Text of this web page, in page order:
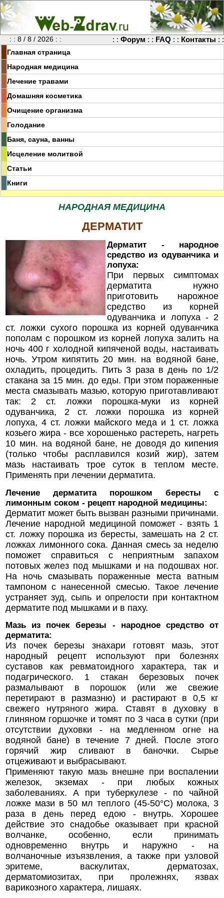
: : 8 / 8 / 2026 : : : : Форум : : FAQ : : Контакты : :
Главная страница
Народная медицина
Лечение травами
Домашняя косметика
Очищение организма
Голодание
Баня, сауна, ванны
Исцеление молитвой
Статьи
Книги
НАРОДНАЯ МЕДИЦИНА
ДЕРМАТИТ
Дерматит - народное
средство из одуванчика и
лопуха:
При первых симптомах
дерматита нужно
приготовить нарожное
средство из корней
одуванчика и лопуха - 2
ст. ложки сухого порошка из корней одуванчика
пополам с порошком из корней лопуха залить на
ночь 400 г холодной кипяченой воды, настаивать
ночь. Утром кипятить 20 мин. на водяной бане,
охладить, процедить. Пить 3 раза в день по 1/2
стакана за 15 мин. до еды. При этом пораженные
места смазывать мазью, которую приготавливают
так: 2 ст. ложки порошка-муки из корней
одуванчика, 2 ст. ложки порошка из корней
лопуха, 4 ст. ложки майского меда и 1 ст. ложка
козьего жира - все хорошенько растереть, нагреть
10 мин. на водяной бане, не доводя до кипения
(только чтобы расплавился козий жир), затем
мазь настаивать трое суток в теплом месте.
Применять при лечении дерматита.
Лечение дерматита порошком бересты с
лимонным соком - рецепт народной медицины:
Дерматит может быть вызван разными причинами.
Лечение народной медициной поможет - взять 1
ст. ложку порошка из бересты, замешать на 2 ст.
ложках лимонного сока. Данная смесь за неделю
поможет справиться с неприятным запахом
потовых желез под мышками и на подошвах ног.
На ночь смазывать пораженные места ватным
тампоном с нанесенной смесью. Такое лечение
устраняет зуд, сыпь и опрелости при контактном
дерматите под мышками и в паху.
Мазь из почек березы - народное средство от
дерматита:
Из почек березы знахари готовят мазь, этот
народный рецепт используют при болезнях
суставов как ревматоидного характера, так и
подагрического. 1 стакан березовых почек
размалывают в порошок (или же свежие
перетирают в размазню) и растирают в 0,5 кг
свежего нутряного жира. Ставят в духовку в
глиняном горшочке и томят по 3 часа в сутки (при
отсутствии духовки - на медленном огне на
водяной бане) в течение 7 дней. После этого
горячий жир сливают в баночки. Сырье
отцеживают и выбрасывают.
Применяют такую мазь внешне при воспалении
железок, экземах - при любых кожных
заболеваниях. А при туберкулезе - по чайной
ложке мази в 50 мл теплого (45-50°С) молока, 3
раза в день перед едою - внутрь. Хорошее
действие это снадобье оказывает при красной
волчанке, особенно, если принимать
одновременно внутрь и наружно - на
волчаночные изъязвления, а также при узловой
эритеме, васкулитах, дерматозах,
дерматомиозитах, при пролежнях, язвах
варикозного характера, лишаях.